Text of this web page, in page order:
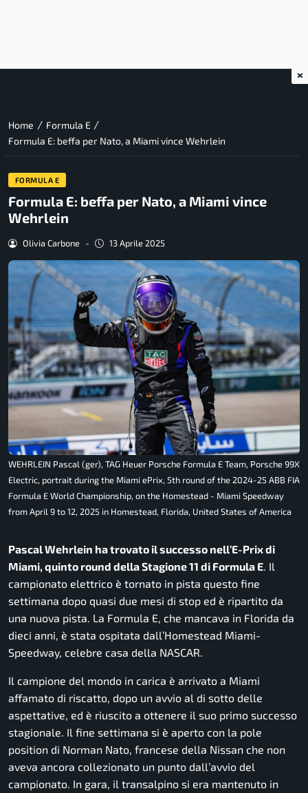
Home / Formula E /
Formula E: beffa per Nato, a Miami vince Wehrlein
FORMULA E
Formula E: beffa per Nato, a Miami vince
Wehrlein
Olivia Carbone - 13 Aprile 2025
WEHRLEIN Pascal (ger), TAG Heuer Porsche Formula E Team, Porsche 99X
Electric, portrait during the Miami ePrix, 5th round of the 2024-25 ABB FIA
Formula E World Championship, on the Homestead - Miami Speedway
from April 9 to 12, 2025 in Homestead, Florida, United States of America
Pascal Wehrlein ha trovato il successo nell’E-Prix di
Miami, quinto round della Stagione 11 di Formula E. Il
campionato elettrico è tornato in pista questo fine
settimana dopo quasi due mesi di stop ed è ripartito da
una nuova pista. La Formula E, che mancava in Florida da
dieci anni, è stata ospitata dall’Homestead Miami-
Speedway, celebre casa della NASCAR.
Il campione del mondo in carica è arrivato a Miami
affamato di riscatto, dopo un avvio al di sotto delle
aspettative, ed è riuscito a ottenere il suo primo successo
stagionale. Il fine settimana si è aperto con la pole
position di Norman Nato, francese della Nissan che non
aveva ancora collezionato un punto dall’avvio del
campionato. In gara, il transalpino si era mantenuto in
×